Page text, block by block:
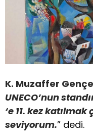
K. Muzaffer
UNECO’nun
‘e 11. kez
seviyorum.” dedi.